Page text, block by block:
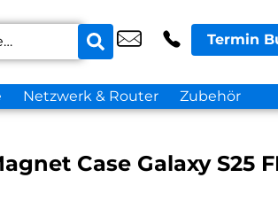
Termin
Netzwerk & Router Zubehör
Case Galaxy S25